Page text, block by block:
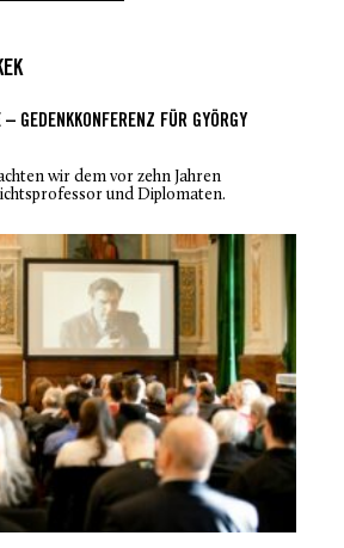
GEDENKKONFERENZ FÜR GYÖRGY
wir dem vor zehn Jahren
und Diplomaten.